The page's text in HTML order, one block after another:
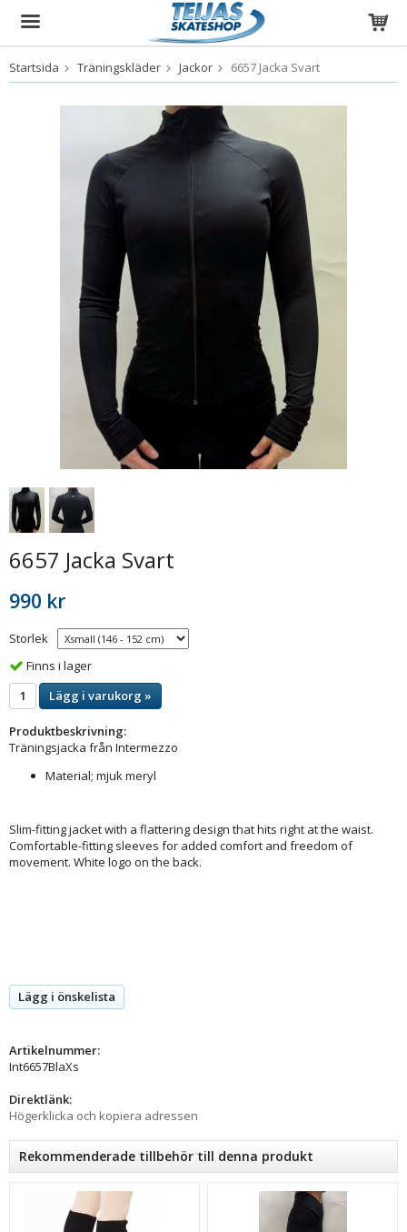
Produkten har blivit tillagd i varukorgen
Startsida Träningskläder Jackor 6657 Jacka Svart
6657 Jacka Svart
990 kr
Storlek
Finns i lager
Lägg i varukorg »
Produktbeskrivning:
Träningsjacka från Intermezzo
Material; mjuk meryl
Slim-fitting jacket with a flattering design that hits right at the waist.
Comfortable-fitting sleeves for added comfort and freedom of
movement. White logo on the back.
Lägg i önskelista
Artikelnummer:
Int6657BlaXs
Direktlänk:
Högerklicka och kopiera adressen
Rekommenderade tillbehör till denna produkt